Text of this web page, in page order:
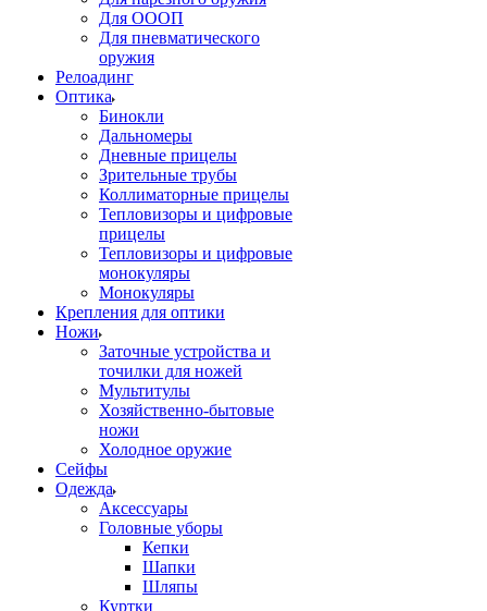
Для ОООП
Для пневматического
оружия
Релоадинг
Оптика
Бинокли
Дальномеры
Дневные прицелы
Зрительные трубы
Коллиматорные прицелы
Тепловизоры и цифровые
прицелы
Тепловизоры и цифровые
монокуляры
Монокуляры
Крепления для оптики
Ножи
Заточные устройства и
точилки для ножей
Мультитулы
Хозяйственно-бытовые
ножи
Холодное оружие
Сейфы
Одежда
Аксессуары
Головные уборы
Кепки
Шапки
Шляпы
Куртки